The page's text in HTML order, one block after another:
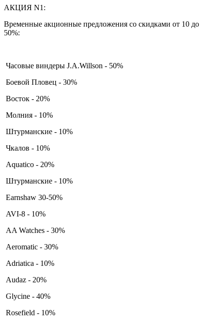
АКЦИЯ N1:
Временные акционные предложения со скидками от 10 до
50%:
Часовые виндеры J.A.Willson - 50%
Боевой Пловец - 30%
Восток - 20%
Молния - 10%
Штурманские - 10%
Чкалов - 10%
Aquatico - 20%
Штурманские - 10%
Earnshaw 30-50%
AVI-8 - 10%
AA Watches - 30%
Aeromatic - 30%
Adriatica - 10%
Audaz - 20%
Glycine - 40%
Rosefield - 10%